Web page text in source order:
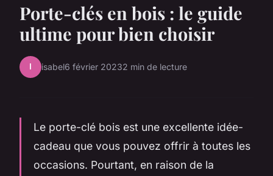
Porte-clés en bois : le guide
ultime pour bien choisir
I isabel6 février 20232 min de lecture
Le porte-clé bois est une excellente idée-
cadeau que vous pouvez offrir à toutes les
occasions. Pourtant, en raison de la